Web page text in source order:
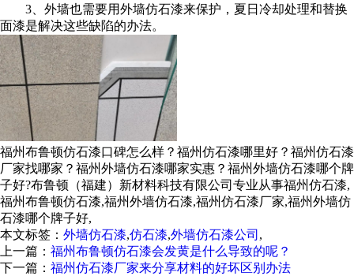
3、外墙也需要用外墙仿石漆来保护，夏日冷却处理和替换
面漆是解决这些缺陷的办法。
福州布鲁顿仿石漆口碑怎么样？福州仿石漆哪里好？福州仿石漆
厂家找哪家？福州外墙仿石漆哪家实惠？福州外墙仿石漆哪个牌
子好?布鲁顿（福建）新材料科技有限公司专业从事福州仿石漆,
福州布鲁顿仿石漆,福州外墙仿石漆,福州仿石漆厂家,福州外墙仿
石漆哪个牌子好,
本文标签： 外墙仿石漆,仿石漆,外墙仿石漆公司 ,
上一篇： 福州布鲁顿仿石漆会发黄是什么导致的呢？
下一篇： 福州仿石漆厂家来分享材料的好坏区别办法